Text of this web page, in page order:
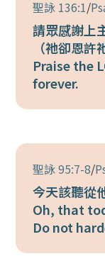
聖詠 136:1/
請眾感謝上
（祂卻恩許
Praise the
forever.
聖詠 95:7-8/
今天該聽從
Oh, that
Do not